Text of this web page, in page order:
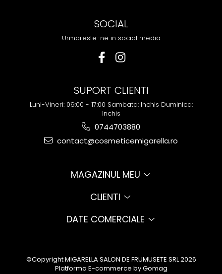
SOCIAL
Urmareste-ne in social media
SUPORT CLIENTI
Luni-Vineri: 09:00 - 17:00 Sambata: Inchis Duminica:
Inchis
0744703880
contact@cosmeticemigarella.ro
MAGAZINUL MEU
CLIENTI
DATE COMERCIALE
©Copyright MIGARELLA SALON DE FRUMUSETE SRL 2026
Platforma E-commerce byGomag